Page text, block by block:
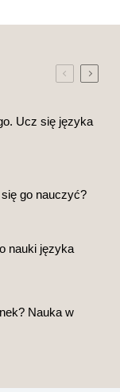
Ucz się języka
go nauczyć?
nauki języka
Nauka w